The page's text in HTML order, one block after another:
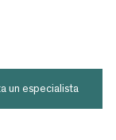
un especialista